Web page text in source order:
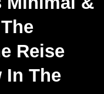
Reise
In The